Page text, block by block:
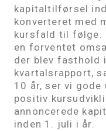
kapitaltilførsel
konverteret med
kursfald til følge.
en forventet
der blev fasthold
kvartalsrapport,
10 år, ser vi
positiv
annoncerede
inden 1. juli i år.